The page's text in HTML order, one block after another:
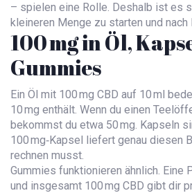
– spielen eine Rolle. Deshalb ist es
kleineren Menge zu starten und
100 mg in Öl,
Gummies
Ein Öl mit 100 mg CBD auf 10 ml
10 mg enthält. Wenn du einen
bekommst du etwa 50 mg. Kapseln
100 mg‑Kapsel liefert genau diesen
rechnen musst.
Gummies funktionieren ähnlich. Eine
und insgesamt 100 mg CBD gibt dir